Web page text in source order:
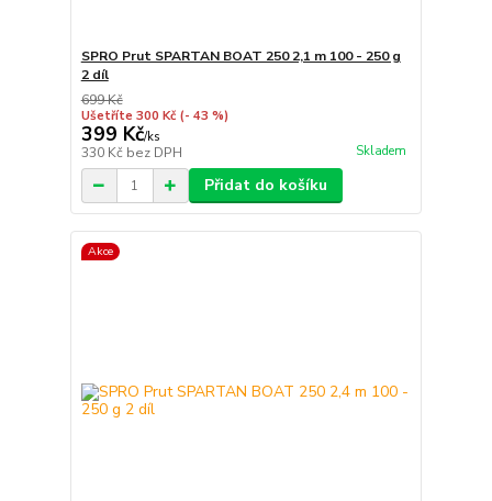
SPRO Prut SPARTAN BOAT 250 2,1 m 100 - 250 g
2 díl
699 Kč
Ušetříte 300 Kč (- 43 %)
399 Kč/ks
330 Kč bez DPH Skladem
Přidat do košíku
Akce